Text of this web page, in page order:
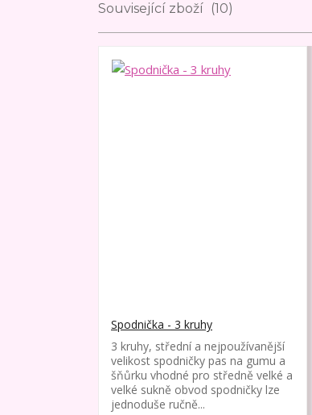
Související zboží 10
Spodnička - 3 kruhy
3 kruhy, střední a nejpoužívanější
velikost spodničky pas na gumu a
šňůrku vhodné pro středně velké a
velké sukně obvod spodničky lze
jednoduše ručně...